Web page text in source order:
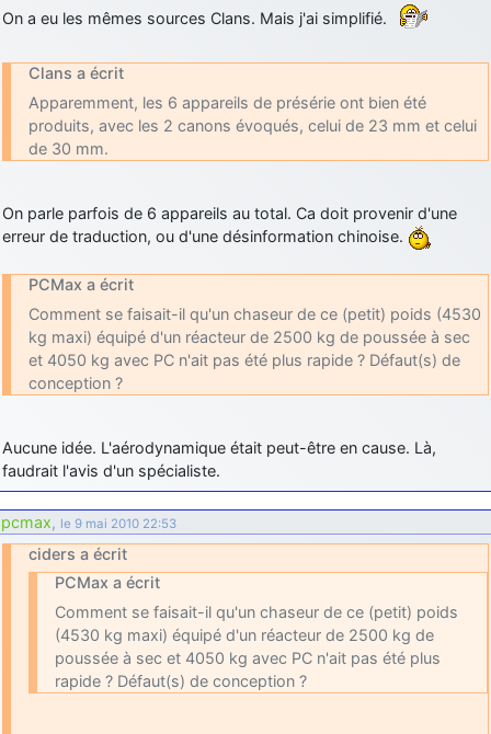
On a eu les mêmes sources Clans. Mais j'ai simplifié.
Clans a écrit
Apparemment, les 6 appareils de présérie ont bien été
produits, avec les 2 canons évoqués, celui de 23 mm et celui
de 30 mm.
On parle parfois de 6 appareils au total. Ca doit provenir d'une
erreur de traduction, ou d'une désinformation chinoise.
PCMax a écrit
Comment se faisait-il qu'un chaseur de ce (petit) poids (4530
kg maxi) équipé d'un réacteur de 2500 kg de poussée à sec
et 4050 kg avec PC n'ait pas été plus rapide ? Défaut(s) de
conception ?
Aucune idée. L'aérodynamique était peut-être en cause. Là,
faudrait l'avis d'un spécialiste.
pcmax, le 9 mai 2010 22:53
ciders a écrit
PCMax a écrit
Comment se faisait-il qu'un chaseur de ce (petit) poids
(4530 kg maxi) équipé d'un réacteur de 2500 kg de
poussée à sec et 4050 kg avec PC n'ait pas été plus
rapide ? Défaut(s) de conception ?